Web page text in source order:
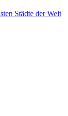
Städte der Welt